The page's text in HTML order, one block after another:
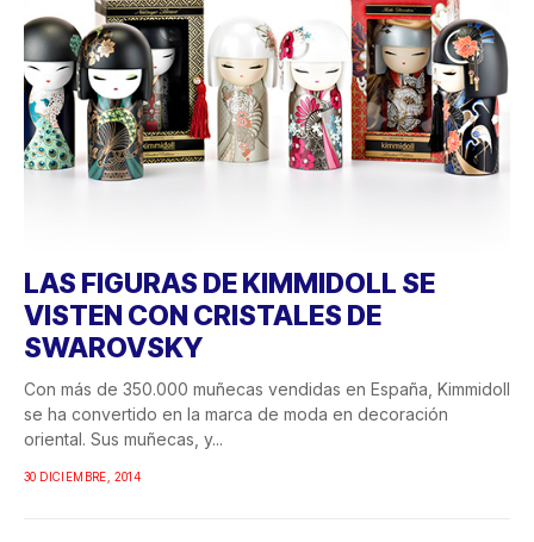
LAS FIGURAS DE KIMMIDOLL SE
VISTEN CON CRISTALES DE
SWAROVSKY
Con más de 350.000 muñecas vendidas en España, Kimmidoll
se ha convertido en la marca de moda en decoración
oriental. Sus muñecas, y...
30 DICIEMBRE, 2014